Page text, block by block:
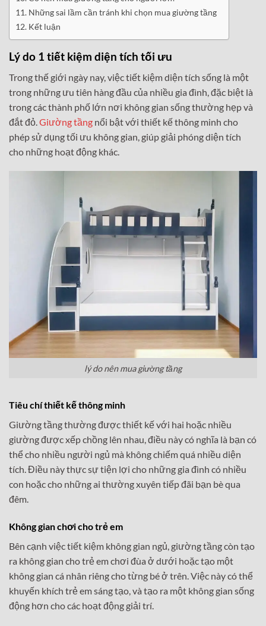
Những sai lầm cần tránh khi chọn mua giường tầng
Kết luận
Lý do 1 tiết kiệm diện tích tối ưu
Trong thế giới ngày nay, việc tiết kiệm diện tích sống là một
trong những ưu tiên hàng đầu của nhiều gia đình, đặc biệt là
trong các thành phố lớn nơi không gian sống thường hẹp và
đắt đỏ. Giường tầng nổi bật với thiết kế thông minh cho
phép sử dụng tối ưu không gian, giúp giải phóng diện tích
cho những hoạt động khác.
lý do nên mua giường tầng
Tiêu chí thiết kế thông minh
Giường tầng thường được thiết kế với hai hoặc nhiều
giường được xếp chồng lên nhau, điều này có nghĩa là bạn có
thể cho nhiều người ngủ mà không chiếm quá nhiều diện
tích. Điều này thực sự tiện lợi cho những gia đình có nhiều
con hoặc cho những ai thường xuyên tiếp đãi bạn bè qua
đêm.
Không gian chơi cho trẻ em
Bên cạnh việc tiết kiệm không gian ngủ, giường tầng còn tạo
ra không gian cho trẻ em chơi đùa ở dưới hoặc tạo một
không gian cá nhân riêng cho từng bé ở trên. Việc này có thể
khuyến khích trẻ em sáng tạo, và tạo ra một không gian sống
động hơn cho các hoạt động giải trí.